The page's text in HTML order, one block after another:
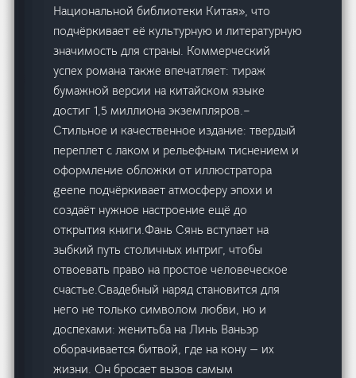
Национальной библиотеки Китая», что
подчёркивает её культурную и литературную
значимость для страны. Коммерческий
успех романа также впечатляет: тираж
бумажной версии на китайском языке
достиг 1,5 миллиона экземпляров.–
Стильное и качественное издание: твердый
переплет с лаком и рельефным тиснением и
оформление обложки от иллюстратора
geene подчёркивает атмосферу эпохи и
создаёт нужное настроение ещё до
открытия книги.Фань Сянь вступает на
зыбкий путь столичных интриг, чтобы
отвоевать право на простое человеческое
счастье.Свадебный наряд становится для
него не только символом любви, но и
доспехами: женитьба на Линь Ваньэр
оборачивается битвой, где на кону — их
жизни. Он бросает вызов самым